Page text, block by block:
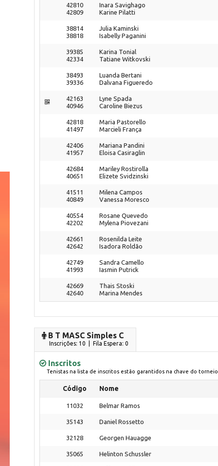
42810
42809
Inara Savighago
Karine Pilatti
38814
38818
Julia Kaminski
Isabelly Paganini
39385
42334
Karina Tonial
Tatiane Witkovski
38493
39336
Luanda Bertani
Dalvana Figueredo
42163
40946
Lyne Spada
Caroline Biezus
42818
41497
Maria Pastorello
Marcieli França
42406
41957
Mariana Pandini
Eloisa Casiraglin
42684
40651
Mariley Rostirolla
Elizete Svidzinski
41511
40849
Milena Campos
Vanessa Moresco
40554
42202
Rosane Quevedo
Mylena Piovezani
42661
42642
Rosenilda Leite
Isadora Roldão
42749
41993
Sandra Camello
Iasmin Putrick
42669
42640
Thais Stoski
Marina Mendes
B T MASC Simples C
Inscrições: 10 | Fila Espera: 0
Inscritos
Tenistas na lista de inscritos estão garantidos na chave do torneio
Código Nome
11032 Belmar Ramos
35143 Daniel Rossetto
32128 Georgen Hauagge
35065 Helinton Schussler